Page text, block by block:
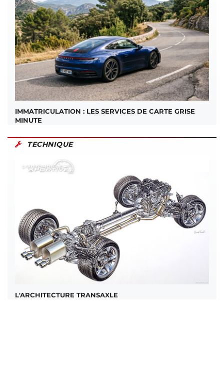
IMMATRICULATION : LES SERVICES DE CARTE GRISE
MINUTE
TECHNIQUE
L'ARCHITECTURE TRANSAXLE